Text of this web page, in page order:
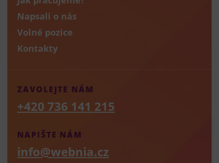
Napsali o nás
Volné pozice
Kontakty
NAPIŠTE NÁM
info@webnia.cz
ZAVOLEJTE NÁM
+420 736 141 215